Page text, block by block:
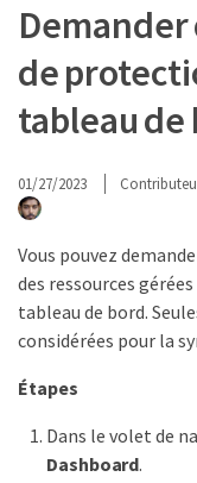
de
tableau de
01/27/2023
Vous pouvez
des ressources
tableau de bord.
considérées pour la
Étapes
Dans le volet de
Dashboard.